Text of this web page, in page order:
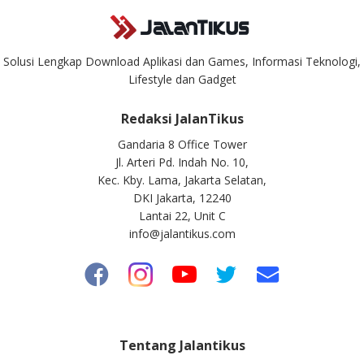
Solusi Lengkap Download Aplikasi dan Games, Informasi Teknologi,
Lifestyle dan Gadget
Redaksi JalanTikus
Gandaria 8 Office Tower
Jl. Arteri Pd. Indah No. 10,
Kec. Kby. Lama, Jakarta Selatan,
DKI Jakarta, 12240
Lantai 22, Unit C
info@jalantikus.com
Tentang Jalantikus